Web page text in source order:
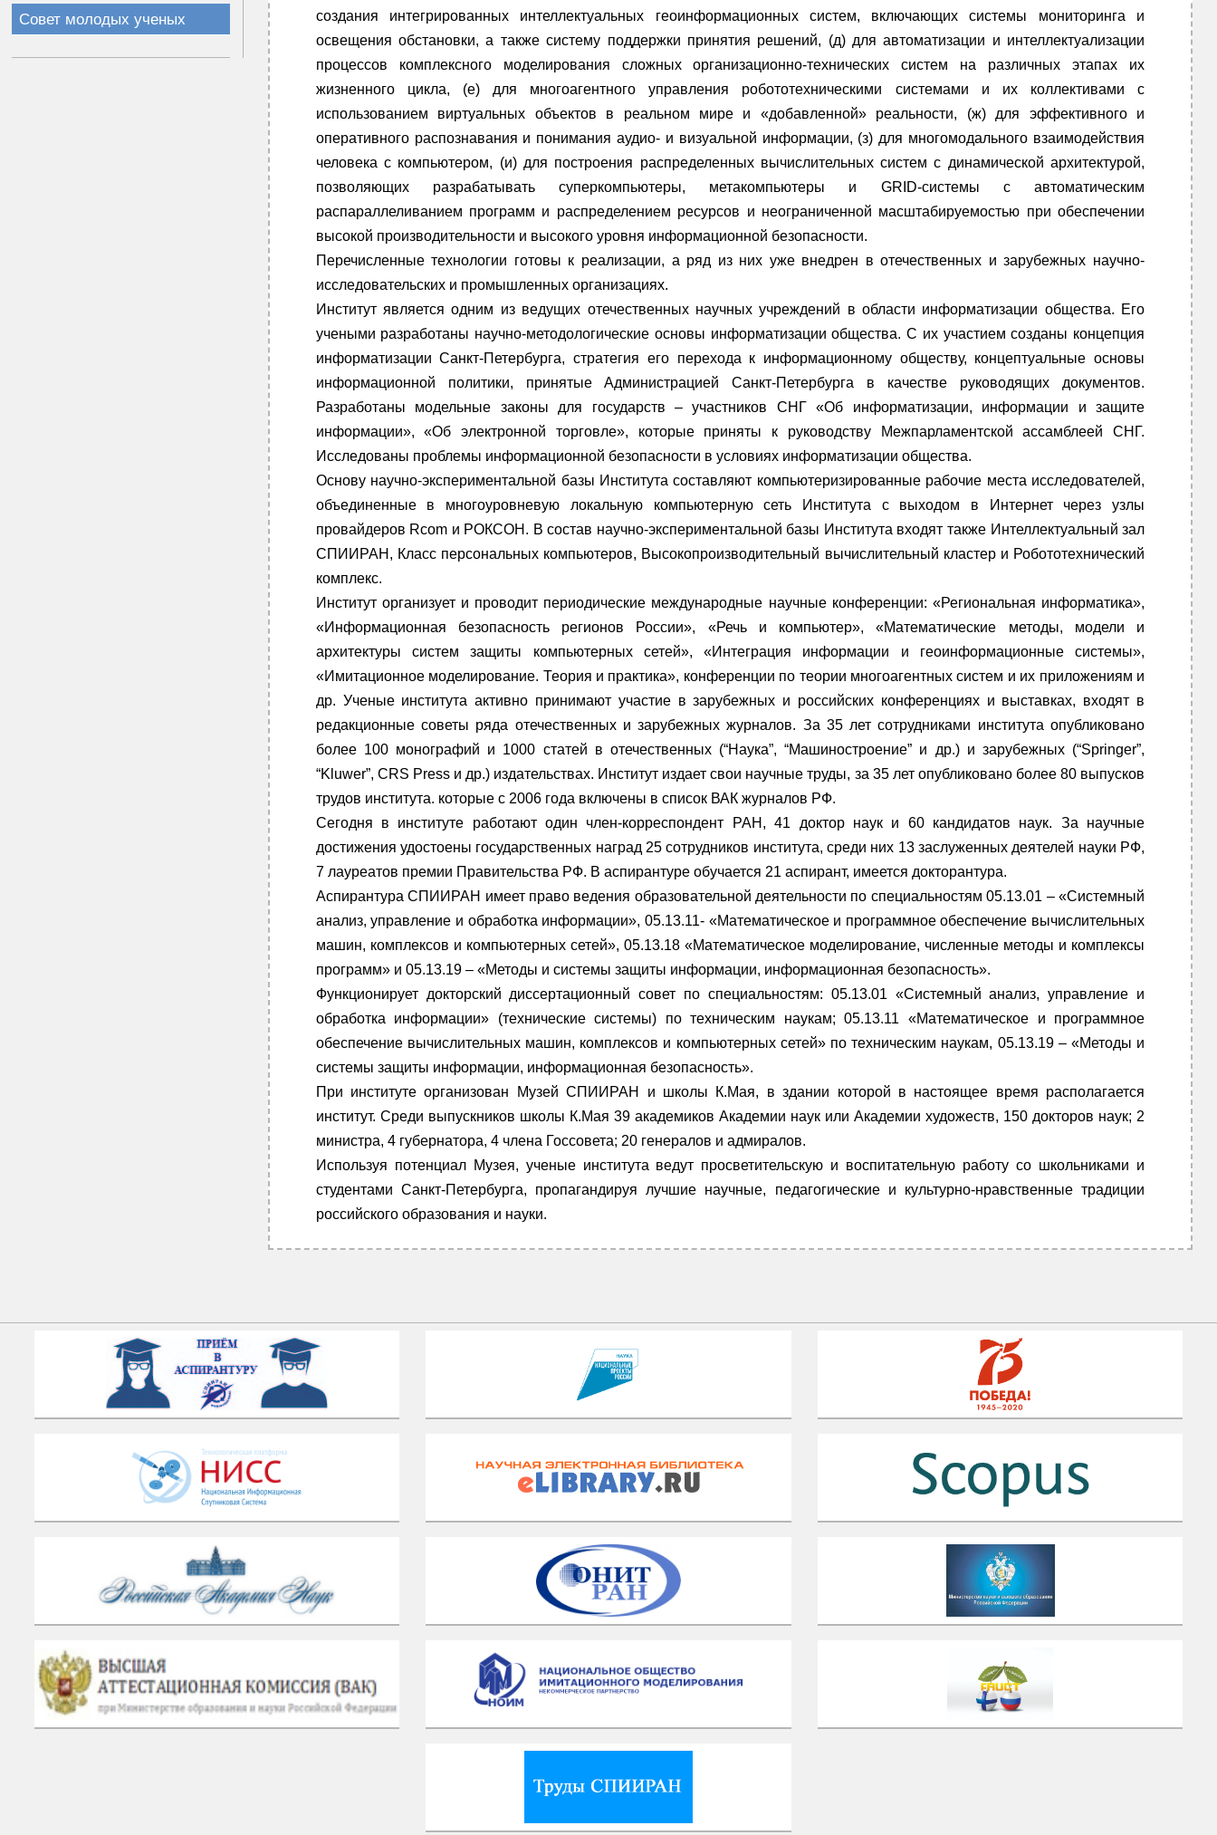
Совет молодых ученых
создания интегрированных интеллектуальных геоинформационных систем, включающих системы мониторинга и
освещения обстановки, а также систему поддержки принятия решений, (д) для автоматизации и интеллектуализации
процессов комплексного моделирования сложных организационно-технических систем на различных этапах их
жизненного цикла, (е) для многоагентного управления робототехническими системами и их коллективами с
использованием виртуальных объектов в реальном мире и «добавленной» реальности, (ж) для эффективного и
оперативного распознавания и понимания аудио- и визуальной информации, (з) для многомодального взаимодействия
человека с компьютером, (и) для построения распределенных вычислительных систем с динамической архитектурой,
позволяющих разрабатывать суперкомпьютеры, метакомпьютеры и GRID-системы с автоматическим
распараллеливанием программ и распределением ресурсов и неограниченной масштабируемостью при обеспечении
высокой производительности и высокого уровня информационной безопасности.
Перечисленные технологии готовы к реализации, а ряд из них уже внедрен в отечественных и зарубежных научно-
исследовательских и промышленных организациях.
Институт является одним из ведущих отечественных научных учреждений в области информатизации общества. Его
учеными разработаны научно-методологические основы информатизации общества. С их участием созданы концепция
информатизации Санкт-Петербурга, стратегия его перехода к информационному обществу, концептуальные основы
информационной политики, принятые Администрацией Санкт-Петербурга в качестве руководящих документов.
Разработаны модельные законы для государств – участников СНГ «Об информатизации, информации и защите
информации», «Об электронной торговле», которые приняты к руководству Межпарламентской ассамблеей СНГ.
Исследованы проблемы информационной безопасности в условиях информатизации общества.
Основу научно-экспериментальной базы Института составляют компьютеризированные рабочие места исследователей,
объединенные в многоуровневую локальную компьютерную сеть Института с выходом в Интернет через узлы
провайдеров Rcom и РОКСОН. В состав научно-экспериментальной базы Института входят также Интеллектуальный зал
СПИИРАН, Класс персональных компьютеров, Высокопроизводительный вычислительный кластер и Робототехнический
комплекс.
Институт организует и проводит периодические международные научные конференции: «Региональная информатика»,
«Информационная безопасность регионов России», «Речь и компьютер», «Математические методы, модели и
архитектуры систем защиты компьютерных сетей», «Интеграция информации и геоинформационные системы»,
«Имитационное моделирование. Теория и практика», конференции по теории многоагентных систем и их приложениям и
др. Ученые института активно принимают участие в зарубежных и российских конференциях и выставках, входят в
редакционные советы ряда отечественных и зарубежных журналов. За 35 лет сотрудниками института опубликовано
более 100 монографий и 1000 статей в отечественных (“Наука”, “Машиностроение” и др.) и зарубежных (“Springer”,
“Kluwer”, CRS Press и др.) издательствах. Институт издает свои научные труды, за 35 лет опубликовано более 80 выпусков
трудов института. которые с 2006 года включены в список ВАК журналов РФ.
Сегодня в институте работают один член-корреспондент РАН, 41 доктор наук и 60 кандидатов наук. За научные
достижения удостоены государственных наград 25 сотрудников института, среди них 13 заслуженных деятелей науки РФ,
7 лауреатов премии Правительства РФ. В аспирантуре обучается 21 аспирант, имеется докторантура.
Аспирантура СПИИРАН имеет право ведения образовательной деятельности по специальностям 05.13.01 – «Системный
анализ, управление и обработка информации», 05.13.11- «Математическое и программное обеспечение вычислительных
машин, комплексов и компьютерных сетей», 05.13.18 «Математическое моделирование, численные методы и комплексы
программ» и 05.13.19 – «Методы и системы защиты информации, информационная безопасность».
Функционирует докторский диссертационный совет по специальностям: 05.13.01 «Системный анализ, управление и
обработка информации» (технические системы) по техническим наукам; 05.13.11 «Математическое и программное
обеспечение вычислительных машин, комплексов и компьютерных сетей» по техническим наукам, 05.13.19 – «Методы и
системы защиты информации, информационная безопасность».
При институте организован Музей СПИИРАН и школы К.Мая, в здании которой в настоящее время располагается
институт. Среди выпускников школы К.Мая 39 академиков Академии наук или Академии художеств, 150 докторов наук; 2
министра, 4 губернатора, 4 члена Госсовета; 20 генералов и адмиралов.
Используя потенциал Музея, ученые института ведут просветительскую и воспитательную работу со школьниками и
студентами Санкт-Петербурга, пропагандируя лучшие научные, педагогические и культурно-нравственные традиции
российского образования и науки.